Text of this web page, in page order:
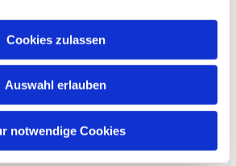
Cookies zulassen
Auswahl erlauben
notwendige Cookies